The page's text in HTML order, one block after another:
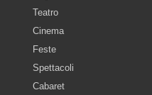
Teatro
Cinema
Feste
Spettacoli
Cabaret